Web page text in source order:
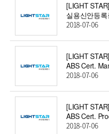
[LIGHT STAR]
실용신안등록
2018-07-06
[LIGHT STAR]
ABS Cert.
2018-07-06
[LIGHT STAR]
ABS Cert.
2018-07-06